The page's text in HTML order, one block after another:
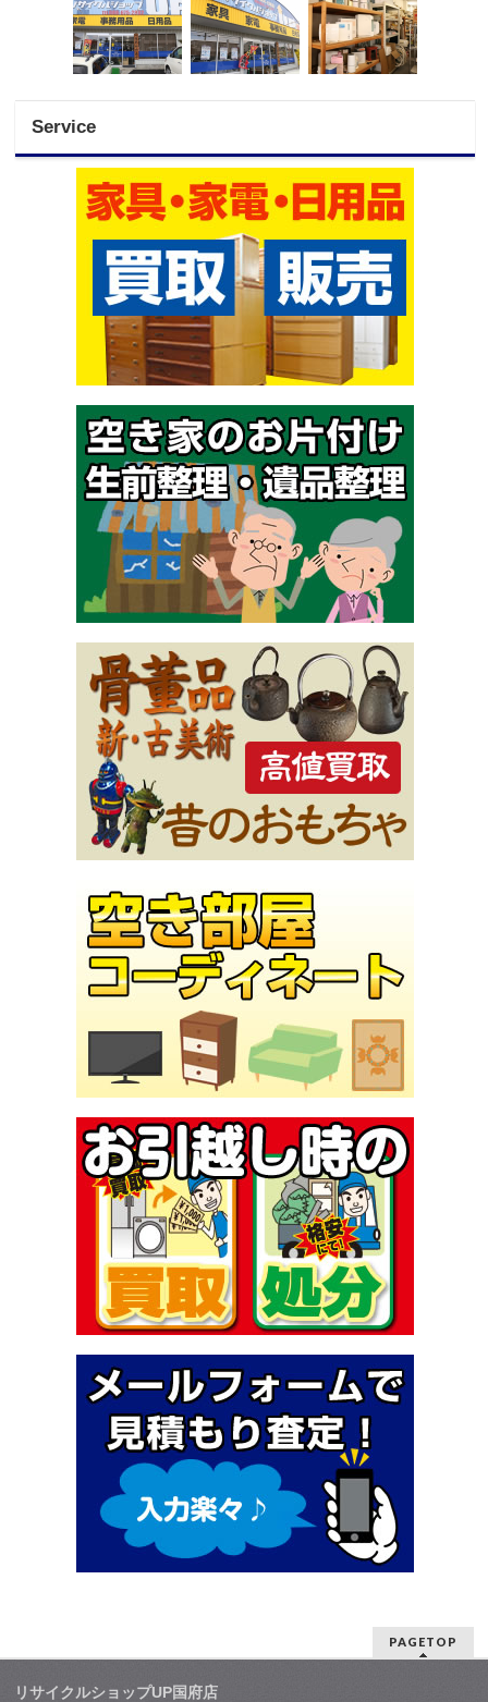
Service
PAGETOP
リサイクルショップUP国府店